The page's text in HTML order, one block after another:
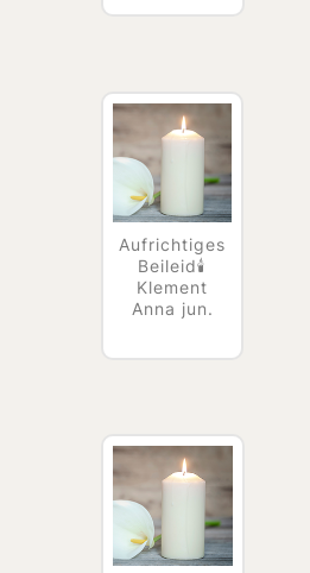
Aufrichtiges
Beileid🕯
Klement
Anna jun.